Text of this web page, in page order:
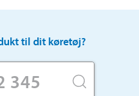
til dit køretøj?